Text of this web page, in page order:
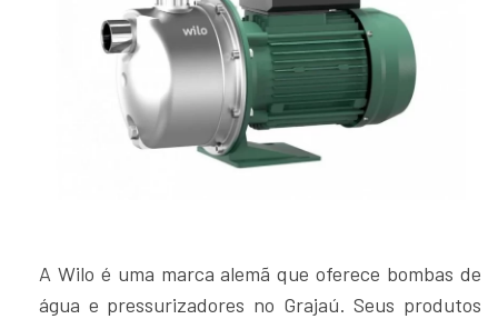
A Wilo é uma marca alemã que oferece bombas de
água e pressurizadores no Grajaú. Seus produtos